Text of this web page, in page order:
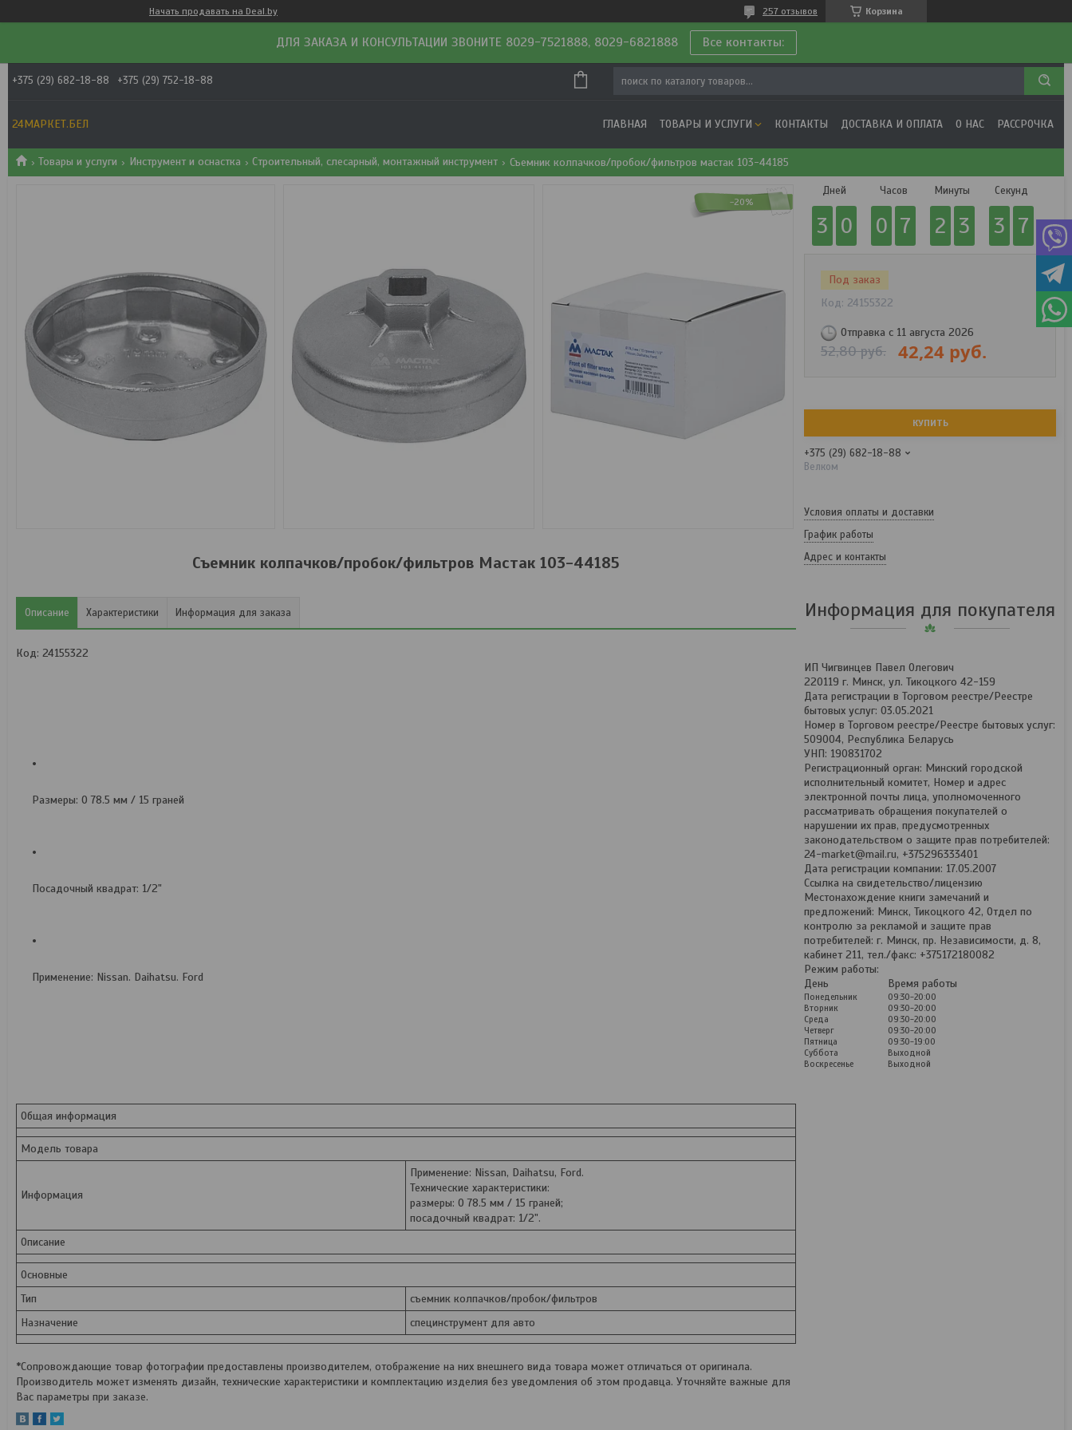
Начать продавать на Deal.by Корзина
257 отзывов
ДЛЯ ЗАКАЗА И КОНСУЛЬТАЦИИ ЗВОНИТЕ 8029-7521888, 8029-6821888 Все контакты:
+375 (29) 682-18-88 +375 (29) 752-18-88
24МАРКЕТ.БЕЛ ГЛАВНАЯ ТОВАРЫ И УСЛУГИ КОНТАКТЫ ДОСТАВКА И ОПЛАТА О НАС РАССРОЧКА
Товары и услуги Инструмент и оснастка Строительный, слесарный, монтажный инструмент Съемник колпачков/пробок/фильтров мастак 103-44185
-20%
Съемник колпачков/пробок/фильтров Мастак 103-44185
Описание Характеристики Информация для заказа
Код: 24155322
Размеры: O 78.5 мм / 15 граней
Посадочный квадрат: 1/2"
Применение: Nissan. Daihatsu. Ford
Общая информация
Модель товара
Информация
Применение: Nissan, Daihatsu, Ford.
Технические характеристики:
размеры: O 78.5 мм / 15 граней;
посадочный квадрат: 1/2".
Описание
Основные
Тип
съемник колпачков/пробок/фильтров
Назначение
специнструмент для авто
*Сопровождающие товар фотографии предоставлены производителем, отображение на них внешнего вида товара может отличаться от оригинала.
Производитель может изменять дизайн, технические характеристики и комплектацию изделия без уведомления об этом продавца. Уточняйте важные для
Вас параметры при заказе.
Дней
3 0
Часов
0 7
Минуты
2 3
Секунд
3 6
Под заказ
Код: 24155322
Отправка с 11 августа 2026
52,80руб. 42,24 руб.
КУПИТЬ
+375 (29) 682-18-88
Велком
Условия оплаты и доставки
График работы
Адрес и контакты
Информация для покупателя
ИП Чигвинцев Павел Олегович
220119 г. Минск, ул. Тикоцкого 42-159
Дата регистрации в Торговом реестре/Реестре
бытовых услуг: 03.05.2021
Номер в Торговом реестре/Реестре бытовых услуг:
509004, Республика Беларусь
УНП: 190831702
Регистрационный орган: Минский городской
исполнительный комитет, Номер и адрес
электронной почты лица, уполномоченного
рассматривать обращения покупателей о
нарушении их прав, предусмотренных
законодательством о защите прав потребителей:
24-market@mail.ru, +375296333401
Дата регистрации компании: 17.05.2007
Ссылка на свидетельство/лицензию
Местонахождение книги замечаний и
предложений: Минск, Тикоцкого 42, Отдел по
контролю за рекламой и защите прав
потребителей: г. Минск, пр. Независимости, д. 8,
кабинет 211, тел./факс: +375172180082
Режим работы:
День
Время работы
Понедельник
09:30-20:00
Вторник
09:30-20:00
Среда
09:30-20:00
Четверг
09:30-20:00
Пятница
09:30-19:00
Суббота
Выходной
Воскресенье
Выходной